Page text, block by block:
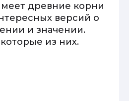
древние корни
версий о
и значении.
из них.